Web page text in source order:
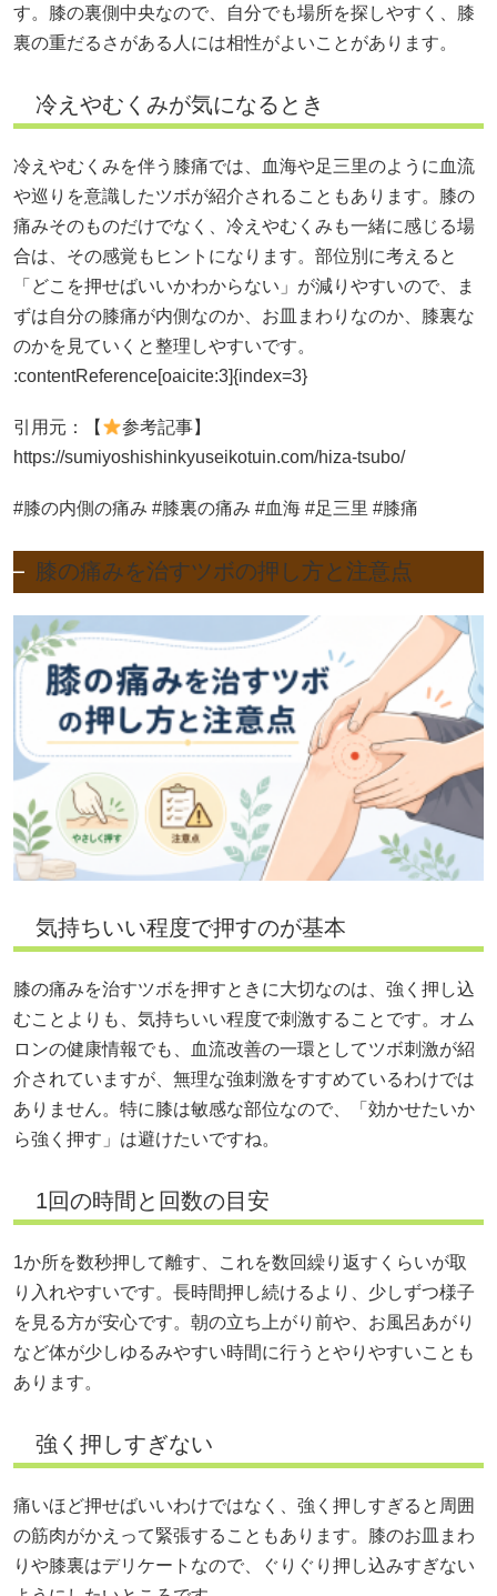
す。膝の裏側中央なので、自分でも場所を探しやすく、膝
裏の重だるさがある人には相性がよいことがあります。
冷えやむくみが気になるとき
冷えやむくみを伴う膝痛では、血海や足三里のように血流
や巡りを意識したツボが紹介されることもあります。膝の
痛みそのものだけでなく、冷えやむくみも一緒に感じる場
合は、その感覚もヒントになります。部位別に考えると
「どこを押せばいいかわからない」が減りやすいので、ま
ずは自分の膝痛が内側なのか、お皿まわりなのか、膝裏な
のかを見ていくと整理しやすいです。
:contentReference[oaicite:3]{index=3}
引用元：【
参考記事】
https://sumiyoshishinkyuseikotuin.com/hiza-tsubo/
#膝の内側の痛み #膝裏の痛み #血海 #足三里 #膝痛
膝の痛みを治すツボの押し方と注意点
気持ちいい程度で押すのが基本
膝の痛みを治すツボを押すときに大切なのは、強く押し込
むことよりも、気持ちいい程度で刺激することです。オム
ロンの健康情報でも、血流改善の一環としてツボ刺激が紹
介されていますが、無理な強刺激をすすめているわけでは
ありません。特に膝は敏感な部位なので、「効かせたいか
ら強く押す」は避けたいですね。
1回の時間と回数の目安
1か所を数秒押して離す、これを数回繰り返すくらいが取
り入れやすいです。長時間押し続けるより、少しずつ様子
を見る方が安心です。朝の立ち上がり前や、お風呂あがり
など体が少しゆるみやすい時間に行うとやりやすいことも
あります。
強く押しすぎない
痛いほど押せばいいわけではなく、強く押しすぎると周囲
の筋肉がかえって緊張することもあります。膝のお皿まわ
りや膝裏はデリケートなので、ぐりぐり押し込みすぎない